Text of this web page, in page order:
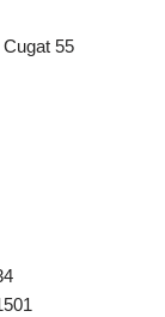
Cugat 55